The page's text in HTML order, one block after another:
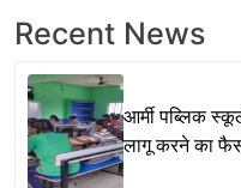
Recent News
आर्मी पब्लिक
लागू करने का